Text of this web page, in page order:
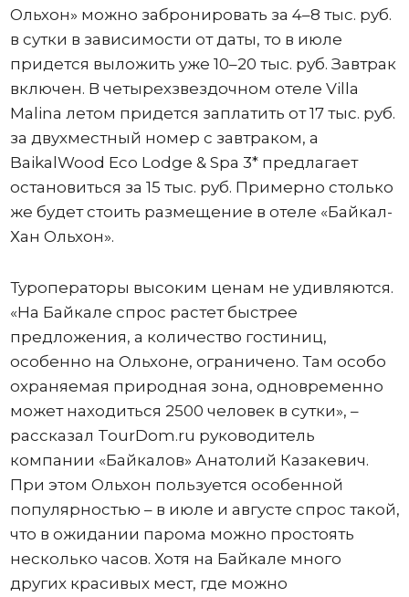
Ольхон» можно забронировать за 4–8 тыс. руб.
в сутки в зависимости от даты, то в июле
придется выложить уже 10–20 тыс. руб. Завтрак
включен. В четырехзвездочном отеле Villa
Malina летом придется заплатить от 17 тыс. руб.
за двухместный номер с завтраком, а
BaikalWood Eco Lodge & Spa 3* предлагает
остановиться за 15 тыс. руб. Примерно столько
же будет стоить размещение в отеле «Байкал-
Хан Ольхон».
Туроператоры высоким ценам не удивляются.
«На Байкале спрос растет быстрее
предложения, а количество гостиниц,
особенно на Ольхоне, ограничено. Там особо
охраняемая природная зона, одновременно
может находиться 2500 человек в сутки», –
рассказал TourDom.ru руководитель
компании «Байкалов» Анатолий Казакевич.
При этом Ольхон пользуется особенной
популярностью – в июле и августе спрос такой,
что в ожидании парома можно простоять
несколько часов. Хотя на Байкале много
других красивых мест, где можно